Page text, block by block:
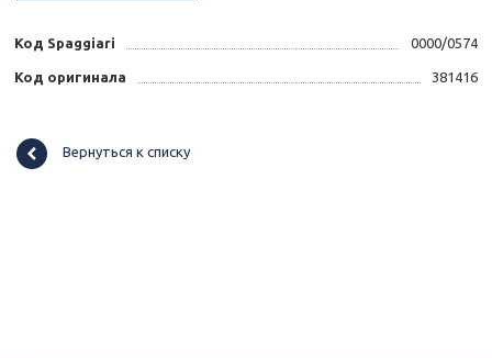
Код Spaggiari 0000/0574
Код оригинала 381416
Вернуться к списку